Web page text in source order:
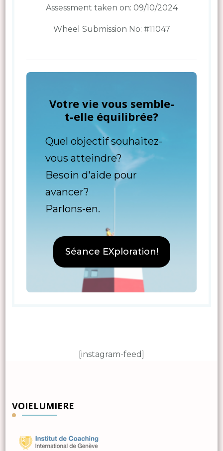
Assessment taken on: 09/10/2024
Wheel Submission No: #11047
Votre vie vous semble-
t-elle équilibrée?
Quel objectif souhaitez-
vous atteindre?
Besoin d'aide pour
avancer?
Parlons-en.
Séance EXploration!
[instagram-feed]
VOIELUMIERE